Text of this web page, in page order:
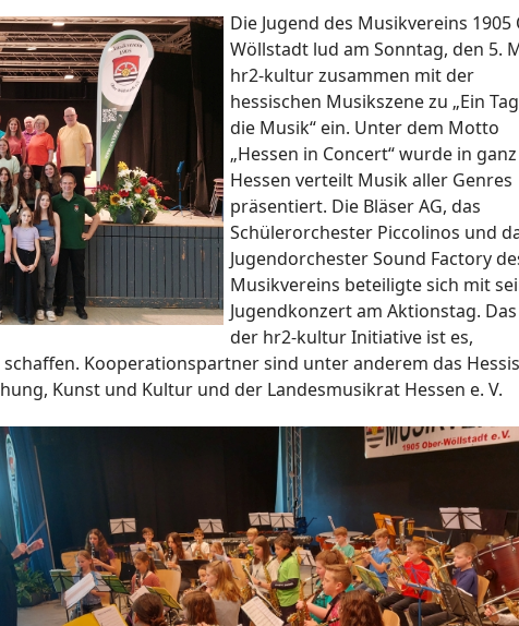
Die Jugend des Musikvereins 1905
Wöllstadt lud am Sonntag, den 5.
hr2-kultur zusammen mit der
hessischen Musikszene zu „Ein
die Musik“ ein. Unter dem Motto
„Hessen in Concert“ wurde in ganz
Hessen verteilt Musik aller Genres
präsentiert. Die Bläser AG, das
Schülerorchester Piccolinos und
Jugendorchester Sound Factory
Musikvereins beteiligte sich mit
Jugendkonzert am Aktionstag. Das
der hr2-kultur Initiative ist es,
Kooperationspartner sind unter anderem das
Kunst und Kultur und der Landesmusikrat Hessen e. V.